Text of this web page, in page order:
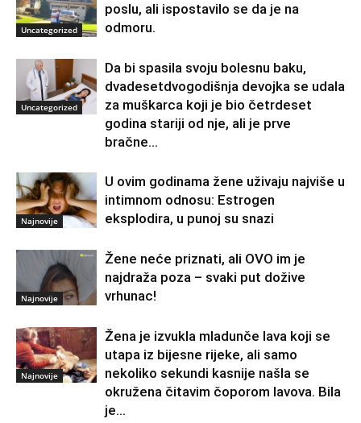
Uncategorized
poslu, ali ispostavilo se da je na
odmoru.
Uncategorized
Da bi spasila svoju bolesnu baku,
dvadesetdvogodišnja devojka se udala
za muškarca koji je bio četrdeset
godina stariji od nje, ali je prve
bračne...
Najnovije
U ovim godinama žene uživaju najviše u
intimnom odnosu: Estrogen
eksplodira, u punoj su snazi
Najnovije
Žene neće priznati, ali OVO im je
najdraža poza – svaki put dožive
vrhunac!
Najnovije
Žena je izvukla mladunče lava koji se
utapa iz bijesne rijeke, ali samo
nekoliko sekundi kasnije našla se
okružena čitavim čoporom lavova. Bila
je...